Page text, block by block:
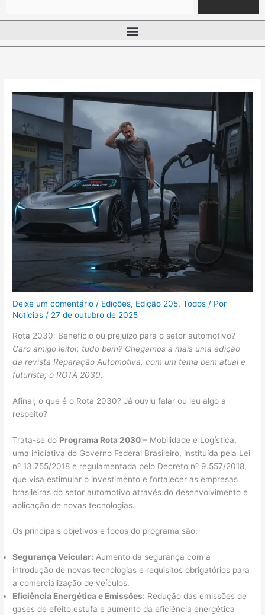
Deixe um comentário / Edições, Edição 205,Todos / Por
Noticias / 27 de outubro de 2025
Rota 2030: Benefício ou prejuízo para o setor automotivo?
Caro amigo leitor, tudo bem? Chegamos a mais uma edição
da revista Reparação Automotiva, com um tema bem atual e
futurista, o ROTA 2030.
Afinal, o que é o Rota 2030? Já ouviu falar ou leu algo a
respeito?
Trata-se do Programa Rota 2030 – Mobilidade e Logística,
uma iniciativa do Governo Federal Brasileiro, instituída pela Lei
nº 13.755/2018 e regulamentada pelo Decreto nº 9.557/2018,
que visa estimular o investimento e fortalecer as empresas
brasileiras do setor automotivo através do desenvolvimento e
aplicação de novas tecnologias.
Os principais objetivos e focos do programa são:
Segurança Veicular: Aumento da segurança com a
introdução de novas tecnologias e requisitos obrigatórios para
a comercialização de veículos.
Eficiência Energética e Emissões: Redução das emissões de
gases de efeito estufa e aumento da eficiência energética